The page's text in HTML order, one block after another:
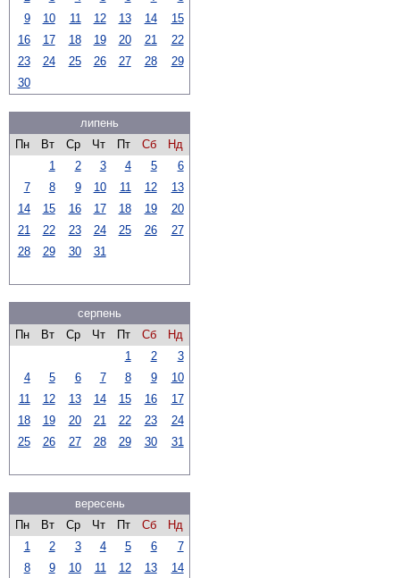
9
10 11 12 13 14
15
16
17 18 19 20 21
22
23
24 25 26 27 28
29
30
липень
Пн
Вт Ср Чт Пт Сб
Нд
1
2 3 4 5
6
7
8 9 10 11 12
13
14
15 16 17 18 19
20
21
22 23 24 25 26
27
28
29 30 31
серпень
Пн
Вт Ср Чт Пт Сб
Нд
1
2
3
4
5 6 7 8 9
10
11
12 13 14 15 16
17
18
19 20 21 22 23
24
25
26 27 28 29 30 31
вересень
Пн
Вт Ср Чт Пт Сб
Нд
1
2 3 4 5 6
7
8
9 10 11 12 13 14